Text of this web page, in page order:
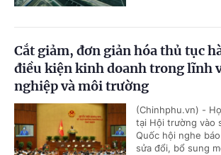
Cắt giảm, đơn giản hóa thủ tục
điều kiện kinh doanh trong lĩnh
nghiệp và môi trường
(Chinhphu.vn) -
tại Hội trường vào
Quốc hội nghe
sửa đổi, bổ sung